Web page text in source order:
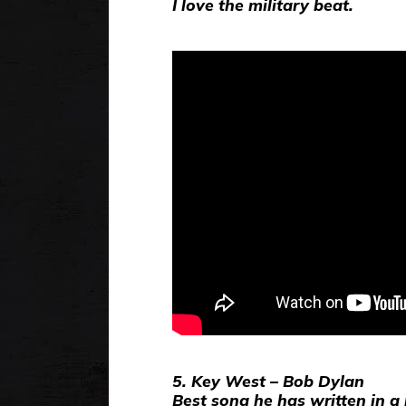
I love the military beat.
5. Key West – Bob Dylan
Best song he has written in a